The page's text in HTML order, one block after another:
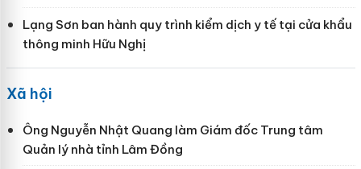
Lạng Sơn ban hành quy trình kiểm dịch y tế tại cửa khẩu
thông minh Hữu Nghị
Xã hội
Ông Nguyễn Nhật Quang làm Giám đốc Trung tâm
Quản lý nhà tỉnh Lâm Đồng